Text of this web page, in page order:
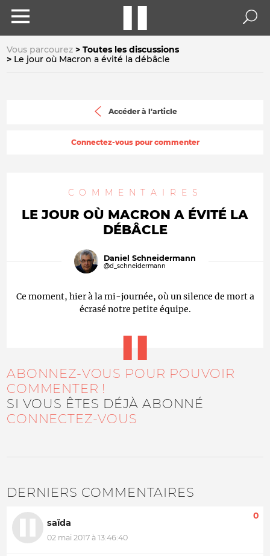
Vous parcourez
Toutes les discussions
Le jour où Macron a évité la débâcle
Accéder à l'article
Connectez-vous pour commenter
COMMENTAIRES
LE JOUR OÙ MACRON A ÉVITÉ LA
DÉBÂCLE
Daniel Schneidermann
@d_schneidermann
Ce moment, hier à la mi-journée, où un silence de mort a
écrasé notre petite équipe.
ABONNEZ-VOUS POUR POUVOIR
COMMENTER !
SI VOUS ÊTES DÉJÀ ABONNÉ
CONNECTEZ-VOUS
DERNIERS COMMENTAIRES
saïda
02 mai 2017 à 13:46:40
0